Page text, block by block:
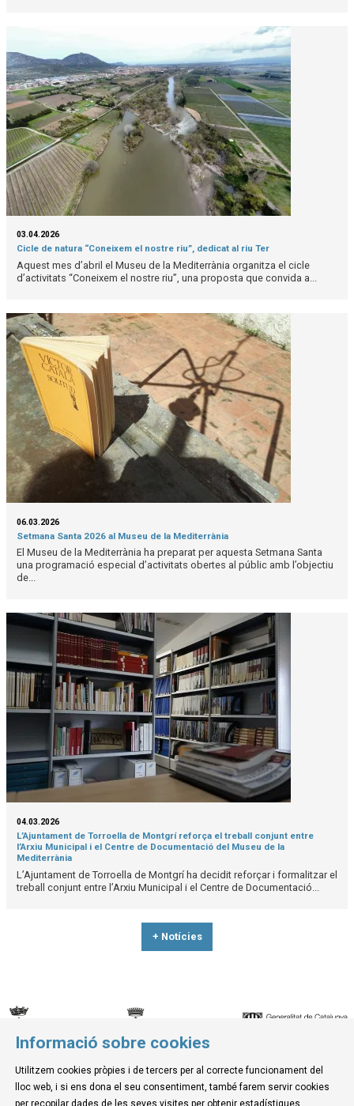
03.04.2026
Cicle de natura “Coneixem el nostre riu”, dedicat al riu Ter
Aquest mes d’abril el Museu de la Mediterrània organitza el cicle
d’activitats “Coneixem el nostre riu”, una proposta que convida a...
06.03.2026
Setmana Santa 2026 al Museu de la Mediterrània
El Museu de la Mediterrània ha preparat per aquesta Setmana Santa
una programació especial d’activitats obertes al públic amb l’objectiu
de...
04.03.2026
L’Ajuntament de Torroella de Montgrí reforça el treball conjunt entre
l’Arxiu Municipal i el Centre de Documentació del Museu de la
Mediterrània
L’Ajuntament de Torroella de Montgrí ha decidit reforçar i formalitzar el
treball conjunt entre l’Arxiu Municipal i el Centre de Documentació...
+ Notícies
© Museu de la Mediterrània
C. d'Ullà, 27-31 | 17257 Torroella de Montgrí
Tel. 972 755 180 a/e: info@museudelamediterrania.cat
Informació sobre cookies
Utilitzem cookies pròpies i de tercers per al correcte funcionament del
lloc web, i si ens dona el seu consentiment, també farem servir cookies
per recopilar dades de les seves visites per obtenir estadístiques